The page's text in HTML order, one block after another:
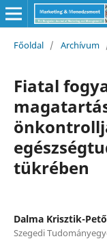
Főoldal / Archívum
Fiatal
tükrében
Dalma Krisztik-Pető
Szegedi